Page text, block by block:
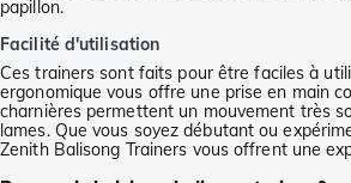
papillon.
Facilité d'utilisation
Ces trainers sont faits pour être faciles à
ergonomique vous offre une prise en main
charnières permettent un mouvement très
lames. Que vous soyez débutant ou
Zenith Balisong Trainers vous offrent une